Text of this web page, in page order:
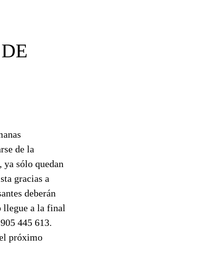
de la
ya sólo quedan
gracias a
deberán
llegue a la final
445 613.
próximo